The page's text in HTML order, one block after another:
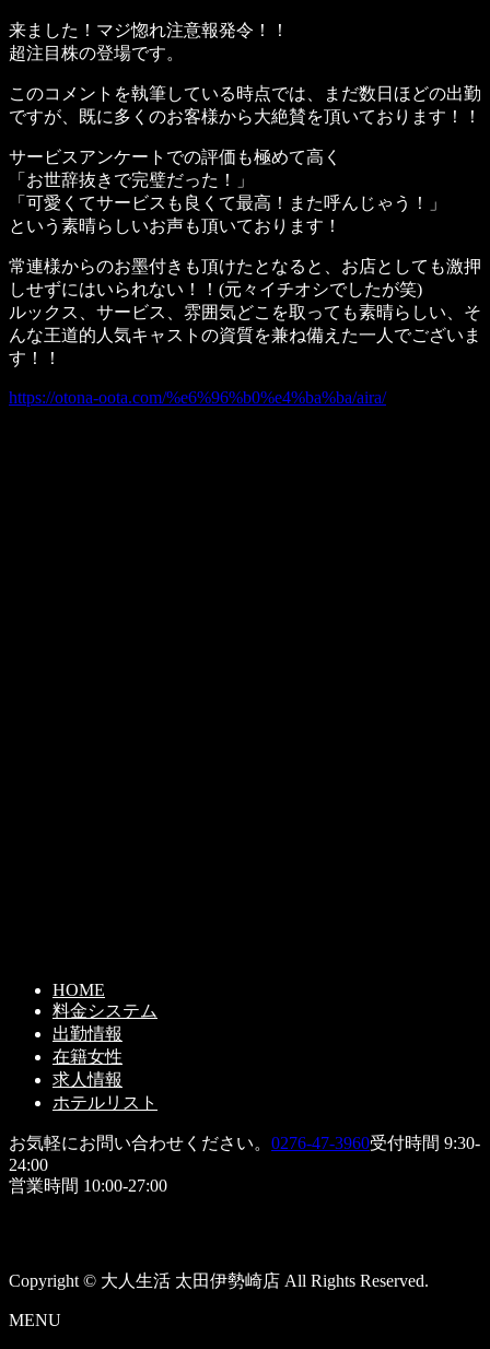
来ました！マジ惚れ注意報発令！！
超注目株の登場です。
このコメントを執筆している時点では、まだ数日ほどの出勤
ですが、既に多くのお客様から大絶賛を頂いております！！
サービスアンケートでの評価も極めて高く
「お世辞抜きで完璧だった！」
「可愛くてサービスも良くて最高！また呼んじゃう！」
という素晴らしいお声も頂いております！
常連様からのお墨付きも頂けたとなると、お店としても激押
しせずにはいられない！！(元々イチオシでしたが笑)
ルックス、サービス、雰囲気どこを取っても素晴らしい、そ
んな王道的人気キャストの資質を兼ね備えた一人でございま
す！！
https://otona-oota.com/%e6%96%b0%e4%ba%ba/aira/
HOME
料金システム
出勤情報
在籍女性
求人情報
ホテルリスト
お気軽にお問い合わせください。 0276-47-3960受付時間 9:30-
24:00
営業時間 10:00-27:00
Copyright © 大人生活 太田伊勢崎店 All Rights Reserved.
MENU